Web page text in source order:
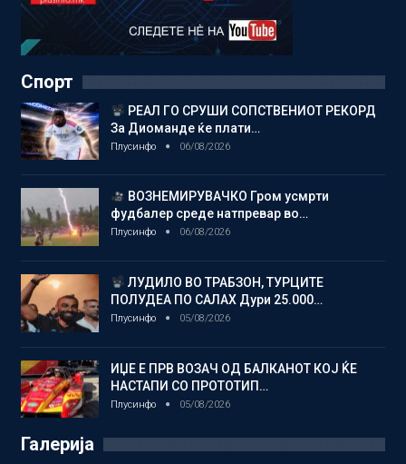
Спорт
РЕАЛ ГО СРУШИ СОПСТВЕНИОТ РЕКОРД
За Диоманде ќе плати…
Плусинфо 06/08/2026
ВОЗНЕМИРУВАЧКО Гром усмрти
фудбалер среде натпревар во…
Плусинфо 06/08/2026
ЛУДИЛО ВО ТРАБЗОН, ТУРЦИТЕ
ПОЛУДЕА ПО САЛАХ Дури 25.000…
Плусинфо 05/08/2026
ИЏЕ Е ПРВ ВОЗАЧ ОД БАЛКАНОТ КОЈ ЌЕ
НАСТАПИ СО ПРОТОТИП…
Плусинфо 05/08/2026
Галерија